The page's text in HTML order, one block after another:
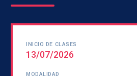
INICIO DE CLASES
13/07/2026
MODALIDAD